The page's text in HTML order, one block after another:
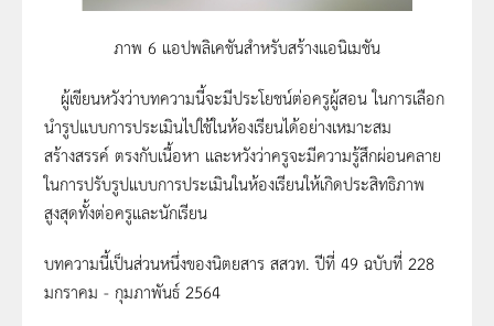
ภาพ 6 แอปพลิเคชันสำหรับสร้างแอนิเมชัน
ผู้เขียนหวังว่าบทความนี้จะมีประโยชน์ต่อครูผู้สอน ในการเลือก
นำรูปแบบการประเมินไปใช้ในห้องเรียนได้อย่างเหมาะสม
สร้างสรรค์ ตรงกับเนื้อหา และหวังว่าครูจะมีความรู้สึกผ่อนคลาย
ในการปรับรูปแบบการประเมินในห้องเรียนให้เกิดประสิทธิภาพ
สูงสุดทั้งต่อครูและนักเรียน
บทความนี้เป็นส่วนหนึ่งของนิตยสาร สสวท. ปีที่ 49 ฉบับที่ 228
มกราคม - กุมภาพันธ์ 2564